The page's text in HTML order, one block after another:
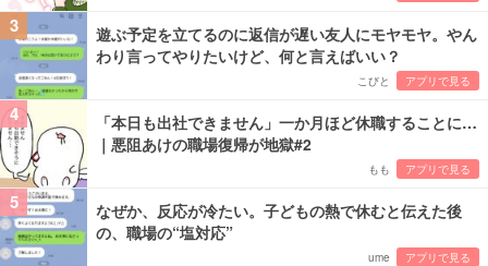
3
遊ぶ予定を立てるのに返信が遅い友人にモヤモヤ。やん
わり言ってやりたいけど、何と言えばいい？
こびと アプリで見る
4
「本日も出社できません」一か月ほど休職することに…
｜悪阻あけの職場復帰が地獄#2
もも アプリで見る
5
なぜか、反応が冷たい。子どもの熱で休むと伝えた後
の、職場の“塩対応”
ume アプリで見る